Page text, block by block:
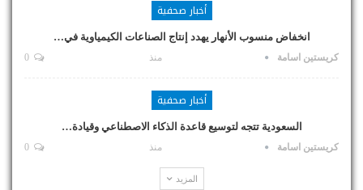
أخبار صحفية
انخفاض منسوب الأنهار يهدد إنتاج الصناعات الكيمياوية في…
كريستين اسامة منذ
أخبار صحفية
السعودية تتجه لتوسيع قاعدة الذكاء الاصطناعي وقيادة…
كريستين اسامة منذ
المزيد